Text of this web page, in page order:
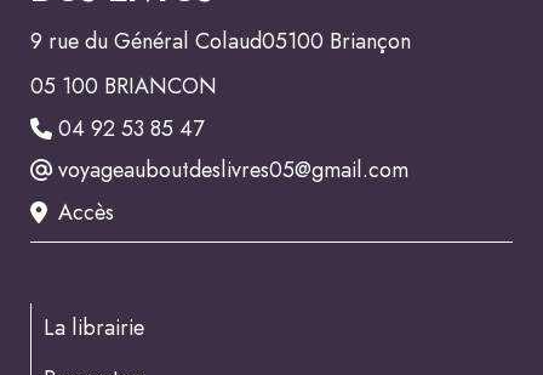
9 rue du Général Colaud05100 Briançon
05 100 BRIANCON
04 92 53 85 47
voyageauboutdeslivres05@gmail.com
Accès
La librairie